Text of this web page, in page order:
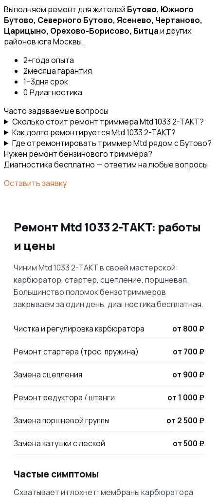
Выполняем ремонт для жителей Бутово, Южного
Бутово, Северного Бутово, Ясенево, Чертаново,
Царицыно, Орехово-Борисово, Битцаи других
районов юга Москвы.
2+года опыта
2месяца гарантия
1–3дня срок
0 ₽диагностика
Часто задаваемые вопросы
Сколько стоит ремонт триммера Mtd 1033 2-TAKT?
Как долго ремонтируется Mtd 1033 2-TAKT?
Где отремонтировать триммер Mtd рядом с Бутово?
Нужен ремонт бензинового триммера?
Диагностика бесплатно — ответим на любые вопросы
Оставить заявку
Ремонт Mtd 1033 2-TAKT: работы
и цены
Чиним Mtd 1033 2-TAKT в своей мастерской:
карбюратор, стартер, сцепление, поршневая.
Большинство поломок бензотриммеров
закрываем за один день, диагностика бесплатная.
Чистка и регулировка карбюратора от 800 ₽
Ремонт стартера (трос, пружина) от 700 ₽
Замена сцепления от 900 ₽
Ремонт редуктора / штанги от 1 000 ₽
Замена поршневой группы от 2 500 ₽
Замена катушки с леской от 500 ₽
Частые симптомы
Схватывает и глохнет: мембраны карбюратора